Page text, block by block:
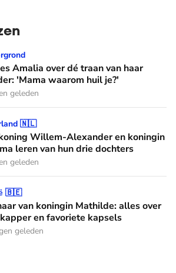
dé traan van haar moeder: 'Mama
Amalia over dé traan van haar
'Mama waarom huil je?'
geleden
Alexander en koningin Máxima leren
🇳🇱
Willem-Alexander en koningin
leren van hun drie dochters
geleden
Mathilde: alles over haar kapper en
🇧🇪
van koningin Mathilde: alles over
en favoriete kapsels
geleden